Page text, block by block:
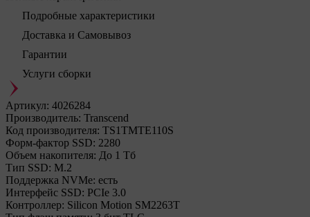
Подробные характеристики
Доставка и Самовывоз
Гарантии
Услуги сборки
Артикул: 4026284
Производитель: Transcend
Код производителя: TS1TMTE110S
Форм-фактор SSD: 2280
Объем накопителя: До 1 Тб
Тип SSD: М.2
Поддержка NVMe: есть
Интерфейс SSD: PCIe 3.0
Контроллер: Silicon Motion SM2263T